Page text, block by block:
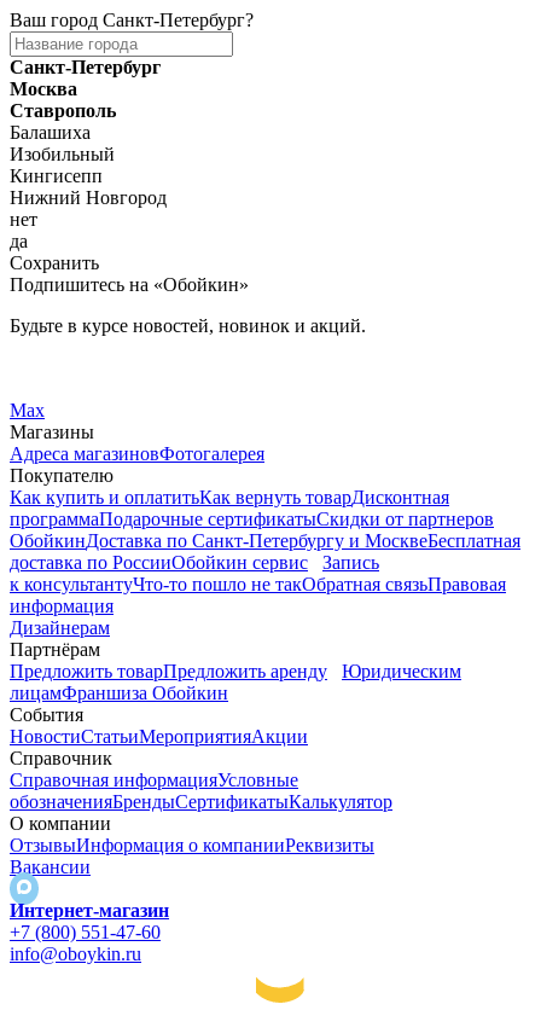
Ваш город Санкт-Петербург?
Санкт-Петербург
Москва
Ставрополь
Балашиха
Изобильный
Кингисепп
Нижний Новгород
нет
да
Сохранить
Подпишитесь на «Обойкин»
Будьте в курсе новостей, новинок и акций.
Max
Магазины
Адреса магазиновФотогалерея
Покупателю
Как купить и оплатитьКак вернуть товарДисконтная
программаПодарочные сертификатыСкидки от партнеров
ОбойкинДоставка по Санкт-Петербургу и МосквеБесплатная
доставка по РоссииОбойкин сервис
Запись
к консультантуЧто-то пошло не такОбратная связьПравовая
информация
Дизайнерам
Партнёрам
Предложить товарПредложить аренду
Юридическим
лицамФраншиза Обойкин
События
НовостиСтатьиМероприятияАкции
Справочник
Справочная информацияУсловные
обозначенияБрендыСертификатыКалькулятор
О компании
ОтзывыИнформация о компанииРеквизиты
Вакансии
Интернет-магазин
+7 (800) 551-47-60
info@oboykin.ru